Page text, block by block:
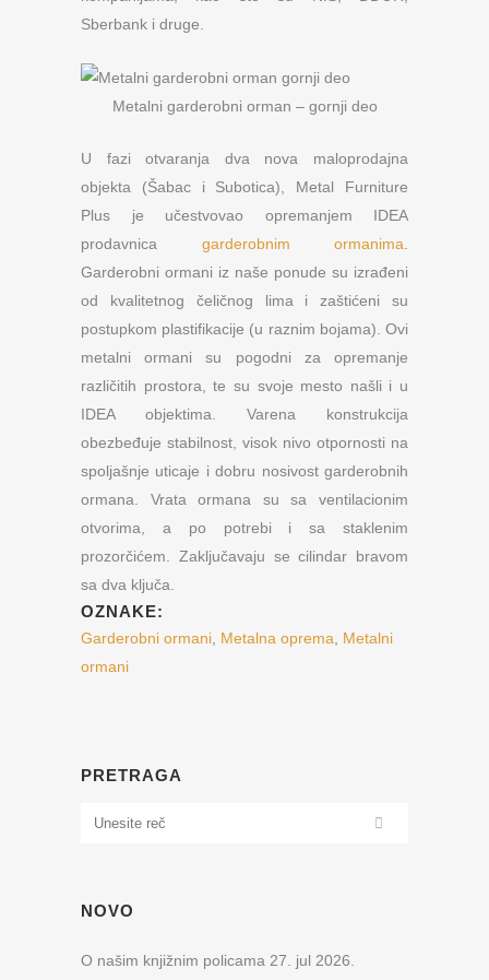
Sberbank i druge.
Metalni garderobni orman – gornji deo
U fazi otvaranja dva nova maloprodajna
objekta (Šabac i Subotica), Metal Furniture
Plus je učestvovao opremanjem IDEA
prodavnica garderobnim ormanima.
Garderobni ormani iz naše ponude su izrađeni
od kvalitetnog čeličnog lima i zaštićeni su
postupkom plastifikacije (u raznim bojama). Ovi
metalni ormani su pogodni za opremanje
različitih prostora, te su svoje mesto našli i u
IDEA objektima. Varena konstrukcija
obezbeđuje stabilnost, visok nivo otpornosti na
spoljašnje uticaje i dobru nosivost garderobnih
ormana. Vrata ormana su sa ventilacionim
otvorima, a po potrebi i sa staklenim
prozorčićem. Zaključavaju se cilindar bravom
sa dva ključa.
OZNAKE:
Garderobni ormani, Metalna oprema, Metalni
ormani
PRETRAGA
NOVO
O našim knjižnim policama 27. jul 2026.